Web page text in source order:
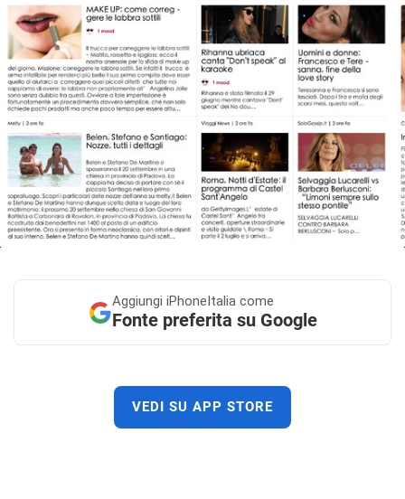
Aggiungi iPhoneItalia come
Fonte preferita su Google
VEDI SU APP STORE